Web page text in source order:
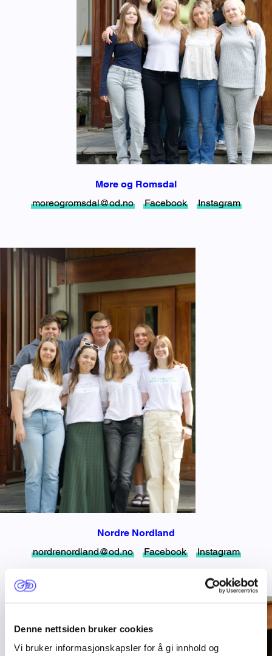
Denne nettsiden bruker cookies
Vi bruker informasjonskapsler for å gi innhold og
Møre og Romsdal
moreogromsdal@od.no
Facebook Instagram
Nordre Nordland
nordrenordland@od.no
Facebook Instagram